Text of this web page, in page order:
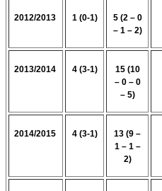
2012/2013 1 (0-1)
5 (2 – 0
– 1 – 2)
2013/2014 4 (3-1)
15 (10
– 0 – 0
– 5)
2014/2015 4 (3-1)
13 (9 –
1 – 1 –
2)